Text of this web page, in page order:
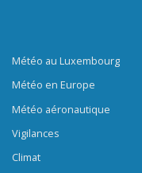
Météo au Luxembourg
Météo en Europe
Météo aéronautique
Vigilances
Climat